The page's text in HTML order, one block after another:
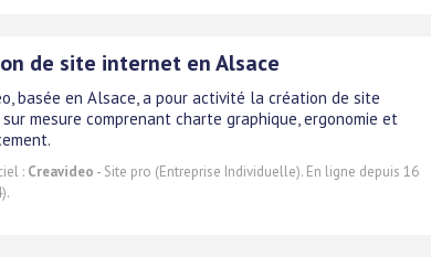
de site internet en Alsace
basée en Alsace, a pour activité la création de site
mesure comprenant charte graphique, ergonomie et
: Creavideo - Site pro (Entreprise Individuelle). En ligne depuis 16